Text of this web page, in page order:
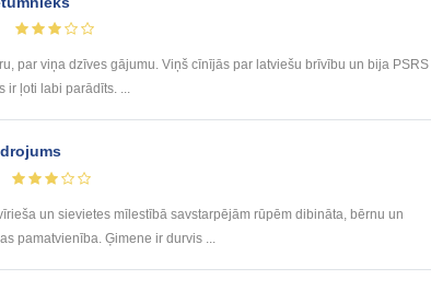
par viņa dzīves gājumu. Viņš cīnījās par latviešu brīvību un bija PSRS
ir ļoti labi parādīts. ...
un sievietes mīlestībā savstarpējām rūpēm dibināta, bērnu un
pamatvienība. Ģimene ir durvis ...